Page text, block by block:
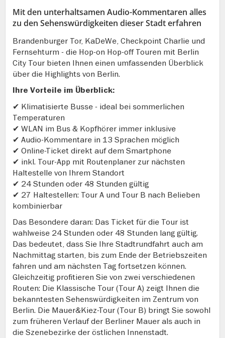
Mit den unterhaltsamen Audio-Kommentaren alles
zu den Sehenswürdigkeiten dieser Stadt erfahren
Brandenburger Tor, KaDeWe, Checkpoint Charlie und
Fernsehturm - die Hop-on Hop-off Touren mit Berlin
City Tour bieten Ihnen einen umfassenden Überblick
über die Highlights von Berlin.
Ihre Vorteile im Überblick:
✔ Klimatisierte Busse - ideal bei sommerlichen
Temperaturen
✔ WLAN im Bus & Kopfhörer immer inklusive
✔ Audio-Kommentare in 13 Sprachen möglich
✔ Online-Ticket direkt auf dem Smartphone
✔ inkl. Tour-App mit Routenplaner zur nächsten
Haltestelle von Ihrem Standort
✔ 24 Stunden oder 48 Stunden gültig
✔ 27 Haltestellen: Tour A und Tour B nach Belieben
kombinierbar
Das Besondere daran: Das Ticket für die Tour ist
wahlweise 24 Stunden oder 48 Stunden lang gültig.
Das bedeutet, dass Sie Ihre Stadtrundfahrt auch am
Nachmittag starten, bis zum Ende der Betriebszeiten
fahren und am nächsten Tag fortsetzen können.
Gleichzeitig profitieren Sie von zwei verschiedenen
Routen: Die Klassische Tour (Tour A) zeigt Ihnen die
bekanntesten Sehenswürdigkeiten im Zentrum von
Berlin. Die Mauer&Kiez-Tour (Tour B) bringt Sie sowohl
zum früheren Verlauf der Berliner Mauer als auch in
die Szenebezirke der östlichen Innenstadt.